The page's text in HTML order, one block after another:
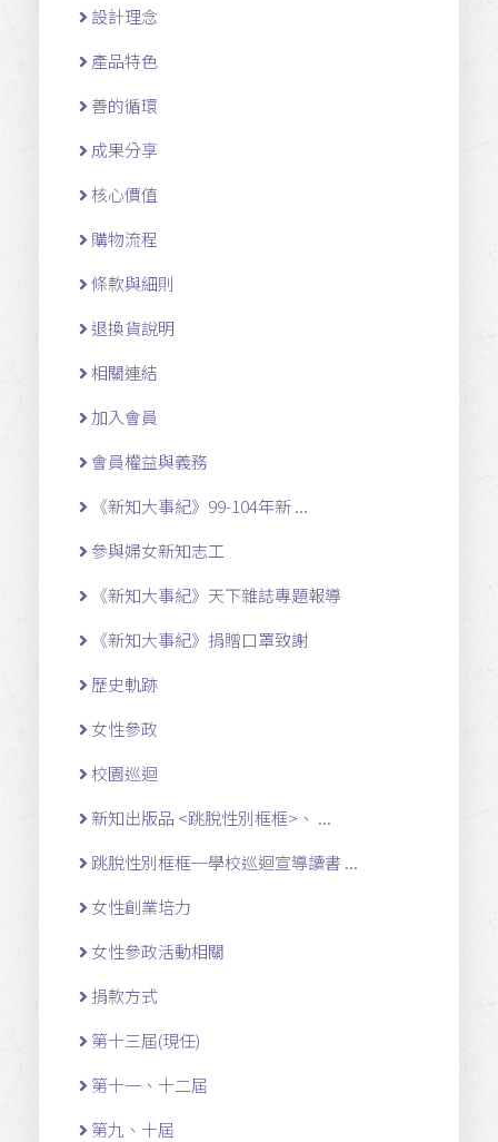
設計理念
產品特色
善的循環
成果分享
核心價值
購物流程
條款與細則
退換貨說明
相關連結
加入會員
會員權益與義務
《新知大事紀》99-104年新 ...
參與婦女新知志工
《新知大事紀》天下雜誌專題報導
《新知大事紀》捐贈口罩致謝
歷史軌跡
女性參政
校園巡迴
新知出版品 <跳脫性別框框>、 ...
跳脫性別框框─學校巡迴宣導讀書 ...
女性創業培力
女性參政活動相關
捐款方式
第十三屆(現任)
第十一 、十二 屆
第九、十屆